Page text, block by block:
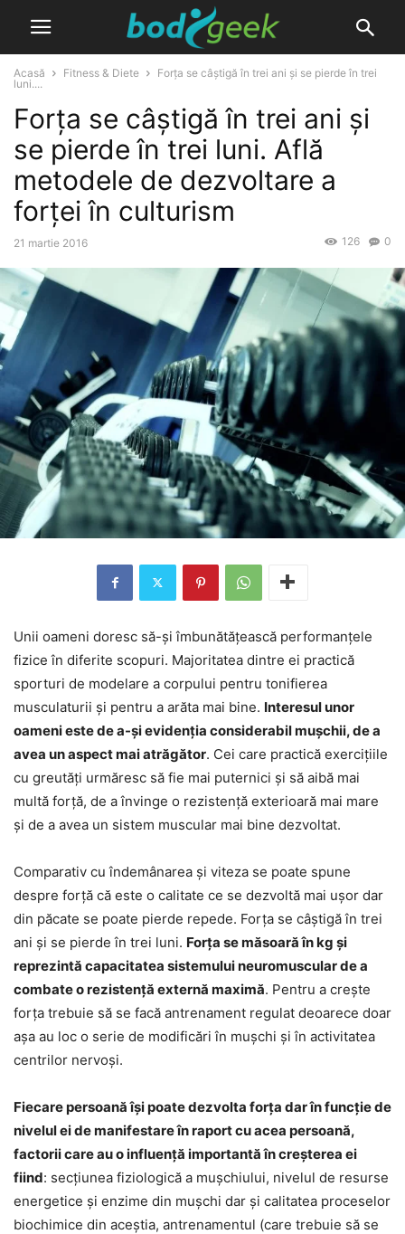
Acasă Fitness & Diete
Forța se câștigă în trei ani și se pierde în trei
luni....
Forța se câștigă în trei ani și
se pierde în trei luni. Află
metodele de dezvoltare a
forței în culturism
21 martie 2016 0
126
Unii oameni doresc să-și îmbunătățească performanțele
fizice în diferite scopuri. Majoritatea dintre ei practică
sporturi de modelare a corpului pentru tonifierea
musculaturii și pentru a arăta mai bine. Interesul unor
oameni este de a-și evidenția considerabil mușchii, de a
avea un aspect mai atrăgător. Cei care practică exercițiile
cu greutăți urmăresc să fie mai puternici și să aibă mai
multă forță, de a învinge o rezistență exterioară mai mare
și de a avea un sistem muscular mai bine dezvoltat.
Comparativ cu îndemânarea și viteza se poate spune
despre forță că este o calitate ce se dezvoltă mai ușor dar
din păcate se poate pierde repede. Forța se câștigă în trei
ani și se pierde în trei luni. Forța se măsoară în kg și
reprezintă capacitatea sistemului neuromuscular de a
combate o rezistență externă maximă. Pentru a crește
forța trebuie să se facă antrenament regulat deoarece doar
așa au loc o serie de modificări în mușchi și în activitatea
centrilor nervoși.
Fiecare persoană își poate dezvolta forța dar în funcție de
nivelul ei de manifestare în raport cu acea persoană,
factorii care au o influență importantă în creșterea ei
fiind: secțiunea fiziologică a mușchiului, nivelul de resurse
energetice și enzime din mușchi dar și calitatea proceselor
biochimice din aceștia, antrenamentul (care trebuie să se